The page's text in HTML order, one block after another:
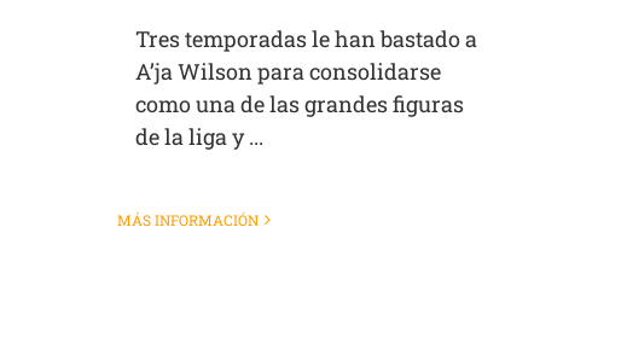
Tres temporadas le han bastado a
A’ja Wilson para consolidarse
como una de las grandes figuras
de la liga y ...
MÁS INFORMACIÓN